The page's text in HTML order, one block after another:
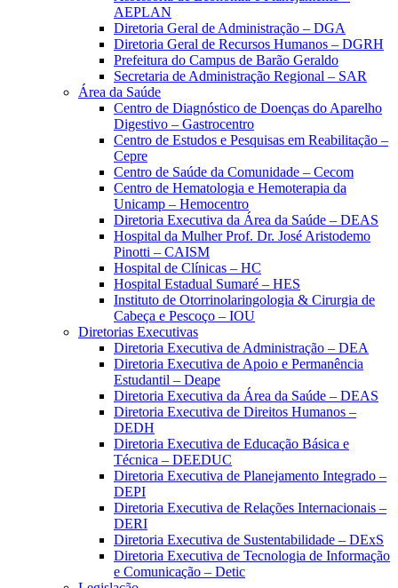
AEPLAN
Diretoria Geral de Administração – DGA
Diretoria Geral de Recursos Humanos – DGRH
Prefeitura do Campus de Barão Geraldo
Secretaria de Administração Regional – SAR
Área da Saúde
Centro de Diagnóstico de Doenças do Aparelho
Digestivo – Gastrocentro
Centro de Estudos e Pesquisas em Reabilitação –
Cepre
Centro de Saúde da Comunidade – Cecom
Centro de Hematologia e Hemoterapia da
Unicamp – Hemocentro
Diretoria Executiva da Área da Saúde – DEAS
Hospital da Mulher Prof. Dr. José Aristodemo
Pinotti – CAISM
Hospital de Clínicas – HC
Hospital Estadual Sumaré – HES
Instituto de Otorrinolaringologia & Cirurgia de
Cabeça e Pescoço – IOU
Diretorias Executivas
Diretoria Executiva de Administração – DEA
Diretoria Executiva de Apoio e Permanência
Estudantil – Deape
Diretoria Executiva da Área da Saúde – DEAS
Diretoria Executiva de Direitos Humanos –
DEDH
Diretoria Executiva de Educação Básica e
Técnica – DEEDUC
Diretoria Executiva de Planejamento Integrado –
DEPI
Diretoria Executiva de Relações Internacionais –
DERI
Diretoria Executiva de Sustentabilidade – DExS
Diretoria Executiva de Tecnologia de Informação
e Comunicação – Detic